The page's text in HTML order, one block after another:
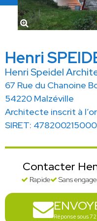
Henri
Henri Speidel
67 Rue du Chanoine
54220 Malzéville
Architecte inscrit à
SIRET:
Contacter
Rapide Sans
Réponse sous